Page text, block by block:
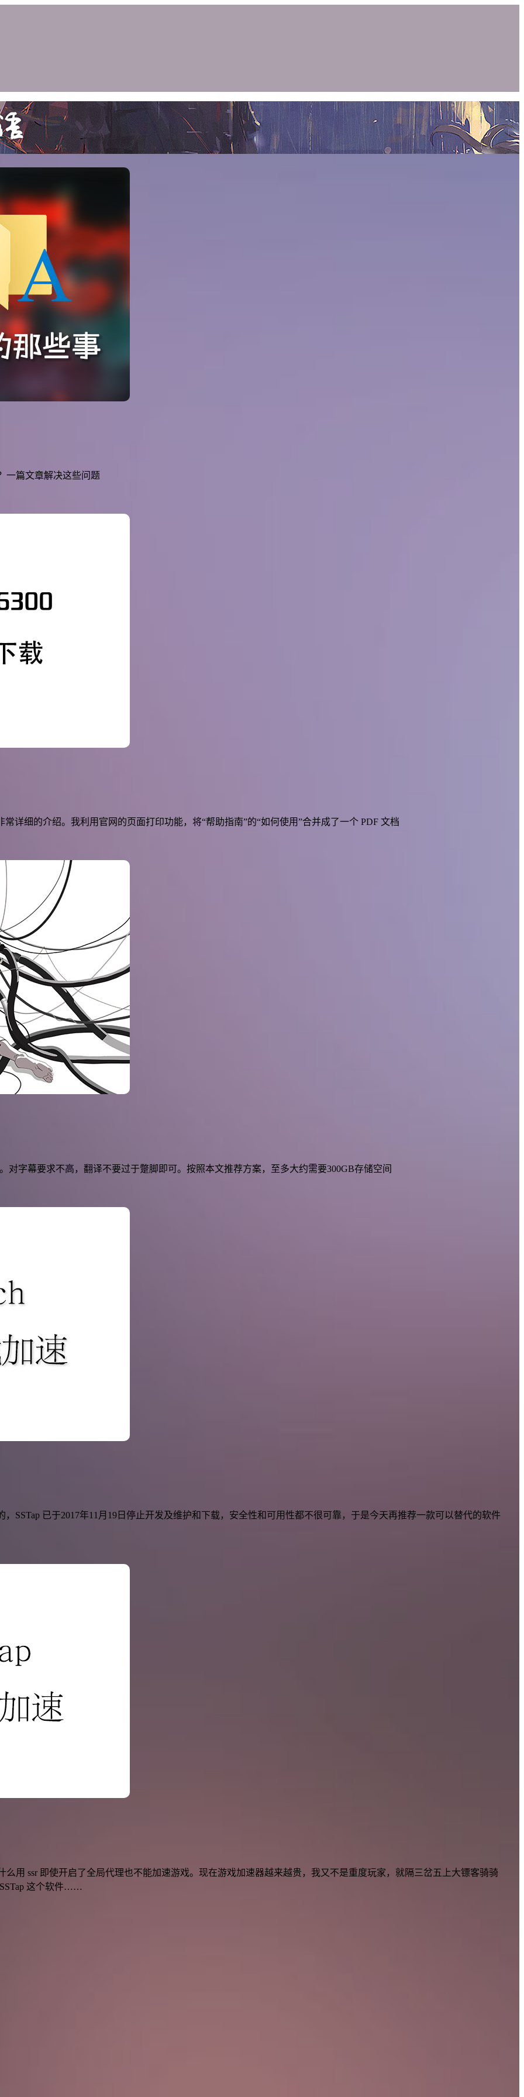
一篇文章解决这些问题
详细的介绍。我利用官网的页面打印功能，将“帮助指南”的“如何使用”合并成了一个 PDF 文档
对字幕要求不高，翻译不要过于蹩脚即可。按照本文推荐方案，至多大约需要300GB存储空间
，SSTap 已于2017年11月19日停止开发及维护和下载，安全性和可用性都不很可靠，于是今天再推荐一款可以替代的软件
用 ssr 即使开启了全局代理也不能加速游戏。现在游戏加速器越来越贵，我又不是重度玩家，就隔三岔五上大镖客骑骑
这个软件……